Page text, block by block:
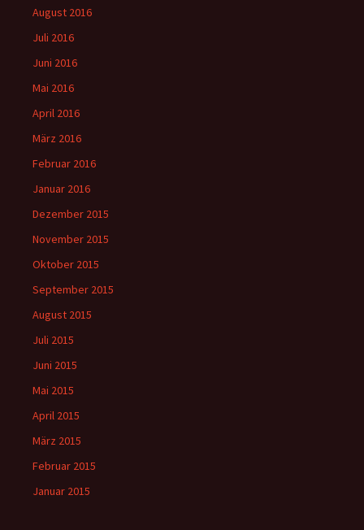
August 2016
Juli 2016
Juni 2016
Mai 2016
April 2016
März 2016
Februar 2016
Januar 2016
Dezember 2015
November 2015
Oktober 2015
September 2015
August 2015
Juli 2015
Juni 2015
Mai 2015
April 2015
März 2015
Februar 2015
Januar 2015